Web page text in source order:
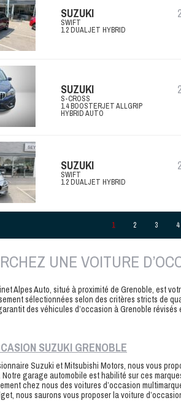
SUZUKI
SWIFT
1.2 DUALJET HYBRID
SUZUKI
S-CROSS
1.4 BOOSTERJET ALLGRIP
HYBRID AUTO
SUZUKI
SWIFT
1.2 DUALJET HYBRID
1 2 3 4
UNE VOITURE
Alpes Auto, situé à proximité de Grenoble, est
sélectionnées selon des critères stricts de
des véhicules d’occasion à Grenoble révisés
SUZUKI GRENOBLE
Suzuki et Mitsubishi Motors, nous vous
garage automobile est habilité sur ces
chez nous des voitures d’occasion
nous saurons vous proposer la voiture